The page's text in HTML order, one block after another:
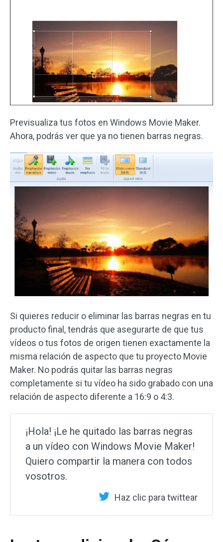
Previsualiza tus fotos en Windows Movie Maker.
Ahora, podrás ver que ya no tienen barras negras.
Si quieres reducir o eliminar las barras negras en tu
producto final, tendrás que asegurarte de que tus
vídeos o tus fotos de origen tienen exactamente la
misma relación de aspecto que tu proyecto Movie
Maker. No podrás quitar las barras negras
completamente si tu vídeo ha sido grabado con una
relación de aspecto diferente a 16:9 o 4:3.
¡Hola! ¡Le he quitado las barras negras
a un vídeo con Windows Movie Maker!
Quiero compartir la manera con todos
vosotros.
Haz clic para twittear